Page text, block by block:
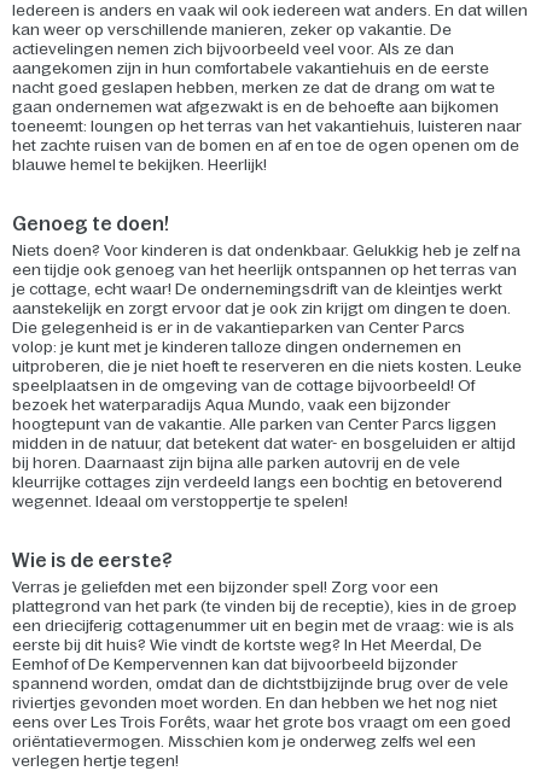
Iedereen is anders en vaak wil ook iedereen wat anders. En dat willen
kan weer op verschillende manieren, zeker op vakantie. De
actievelingen nemen zich bijvoorbeeld veel voor. Als ze dan
aangekomen zijn in hun comfortabele vakantiehuis en de eerste
nacht goed geslapen hebben, merken ze dat de drang om wat te
gaan ondernemen wat afgezwakt is en de behoefte aan bijkomen
toeneemt: loungen op het terras van het vakantiehuis, luisteren naar
het zachte ruisen van de bomen en af en toe de ogen openen om de
blauwe hemel te bekijken. Heerlijk!
Genoeg te doen!
Niets doen? Voor kinderen is dat ondenkbaar. Gelukkig heb je zelf na
een tijdje ook genoeg van het heerlijk ontspannen op het terras van
je cottage, echt waar! De ondernemingsdrift van de kleintjes werkt
aanstekelijk en zorgt ervoor dat je ook zin krijgt om dingen te doen.
Die gelegenheid is er in de vakantieparken van Center Parcs
volop: je kunt met je kinderen talloze dingen ondernemen en
uitproberen, die je niet hoeft te reserveren en die niets kosten. Leuke
speelplaatsen in de omgeving van de cottage bijvoorbeeld! Of
bezoek het waterparadijs Aqua Mundo, vaak een bijzonder
hoogtepunt van de vakantie. Alle parken van Center Parcs liggen
midden in de natuur, dat betekent dat water- en bosgeluiden er altijd
bij horen. Daarnaast zijn bijna alle parken autovrij en de vele
kleurrijke cottages zijn verdeeld langs een bochtig en betoverend
wegennet. Ideaal om verstoppertje te spelen!
Wie is de eerste?
Verras je geliefden met een bijzonder spel! Zorg voor een
plattegrond van het park (te vinden bij de receptie), kies in de groep
een driecijferig cottagenummer uit en begin met de vraag: wie is als
eerste bij dit huis? Wie vindt de kortste weg? In Het Meerdal, De
Eemhof of De Kempervennen kan dat bijvoorbeeld bijzonder
spannend worden, omdat dan de dichtstbijzijnde brug over de vele
riviertjes gevonden moet worden. En dan hebben we het nog niet
eens over Les Trois Forêts, waar het grote bos vraagt om een goed
oriëntatievermogen. Misschien kom je onderweg zelfs wel een
verlegen hertje tegen!